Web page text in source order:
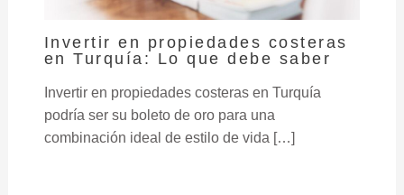
Invertir en propiedades costeras
en Turquía: Lo que debe saber
Invertir en propiedades costeras en Turquía
podría ser su boleto de oro para una
combinación ideal de estilo de vida […]